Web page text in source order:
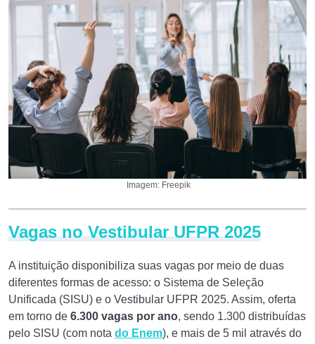
Imagem: Freepik
Vagas no Vestibular UFPR 2025
A instituição disponibiliza suas vagas por meio de duas
diferentes formas de acesso: o Sistema de Seleção
Unificada (SISU) e o Vestibular UFPR 2025. Assim, oferta
em torno de 6.300 vagas por ano, sendo 1.300 distribuídas
pelo SISU (com nota do Enem), e mais de 5 mil através do